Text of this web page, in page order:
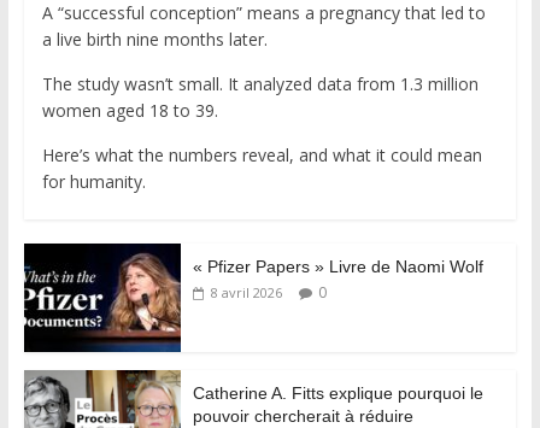
A “successful conception” means a pregnancy that led to
a live birth nine months later.
The study wasn’t small. It analyzed data from 1.3 million
women aged 18 to 39.
Here’s what the numbers reveal, and what it could mean
for humanity.
« Pfizer Papers » Livre de Naomi Wolf
8 avril 2026 0
Catherine A. Fitts explique pourquoi le
pouvoir chercherait à réduire